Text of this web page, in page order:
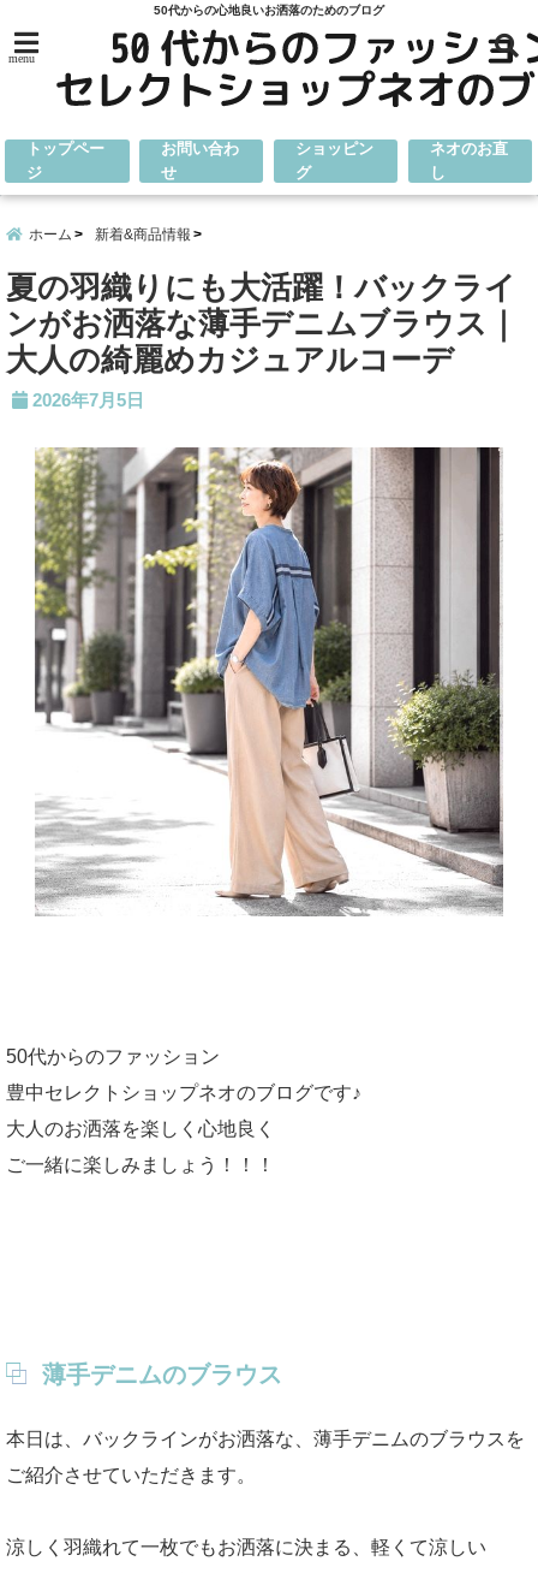
50代からの心地良いお洒落のためのブログ
menu
トップペー
ジ
お問い合わ
せ
ショッピン
グ
ネオのお直
し
ホーム 新着&商品情報
夏の羽織りにも大活躍！バックライ
ンがお洒落な薄手デニムブラウス｜
大人の綺麗めカジュアルコーデ
2026年7月5日
50代からのファッション
豊中セレクトショップネオのブログです♪
大人のお洒落を楽しく心地良く
ご一緒に楽しみましょう！！！
薄手デニムのブラウス
本日は、バックラインがお洒落な、薄手デニムのブラウスを
ご紹介させていただきます。
涼しく羽織れて一枚でもお洒落に決まる、軽くて涼しい